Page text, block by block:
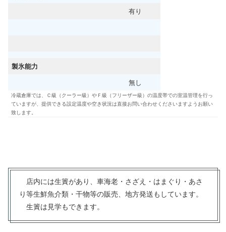
有り
製氷能力
無し
冷蔵倉庫では、Ｃ級（クーラー級）やＦ級（フリーザー級）の温度帯での室温管理を行っ
ていますが、提供できる設定温度や空き状況は直接お問い合わせくださいますようお願い
致します。
店内には生簀があり、車海老・さざえ・はまぐり・あさ
り等生鮮魚介類・干物等の販売、地方発送もしています。
生簀は見学もできます。